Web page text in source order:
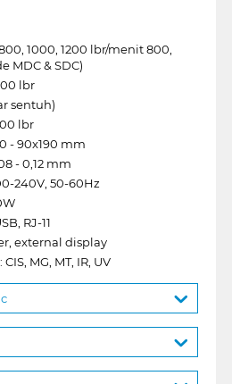
1000, 1200 lbr/menit 800,
MDC & SDC)
lbr
sentuh)
lbr
- 90x190 mm
- 0,12 mm
240V, 50-60Hz
RJ-11
external display
MG, MT, IR, UV